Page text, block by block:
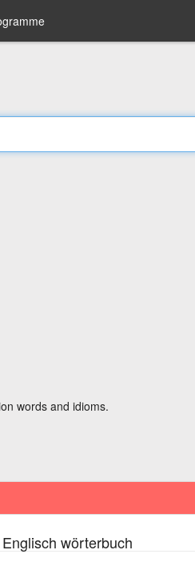
words and idioms.
wörterbuch